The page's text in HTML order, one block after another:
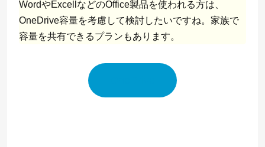
WordやExcellなどのOffice製品を使われる方は、
OneDrive容量を考慮して検討したいですね。家族で
容量を共有できるプランもあります。